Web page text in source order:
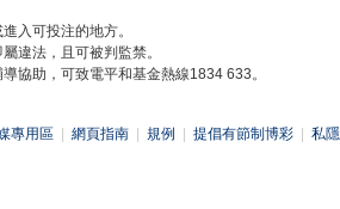
入可投注的地方。
違法，且可被判監禁。
協助，可致電平和基金熱線1834 633。
專用區 網頁指南 規例 提倡有節制博彩 私